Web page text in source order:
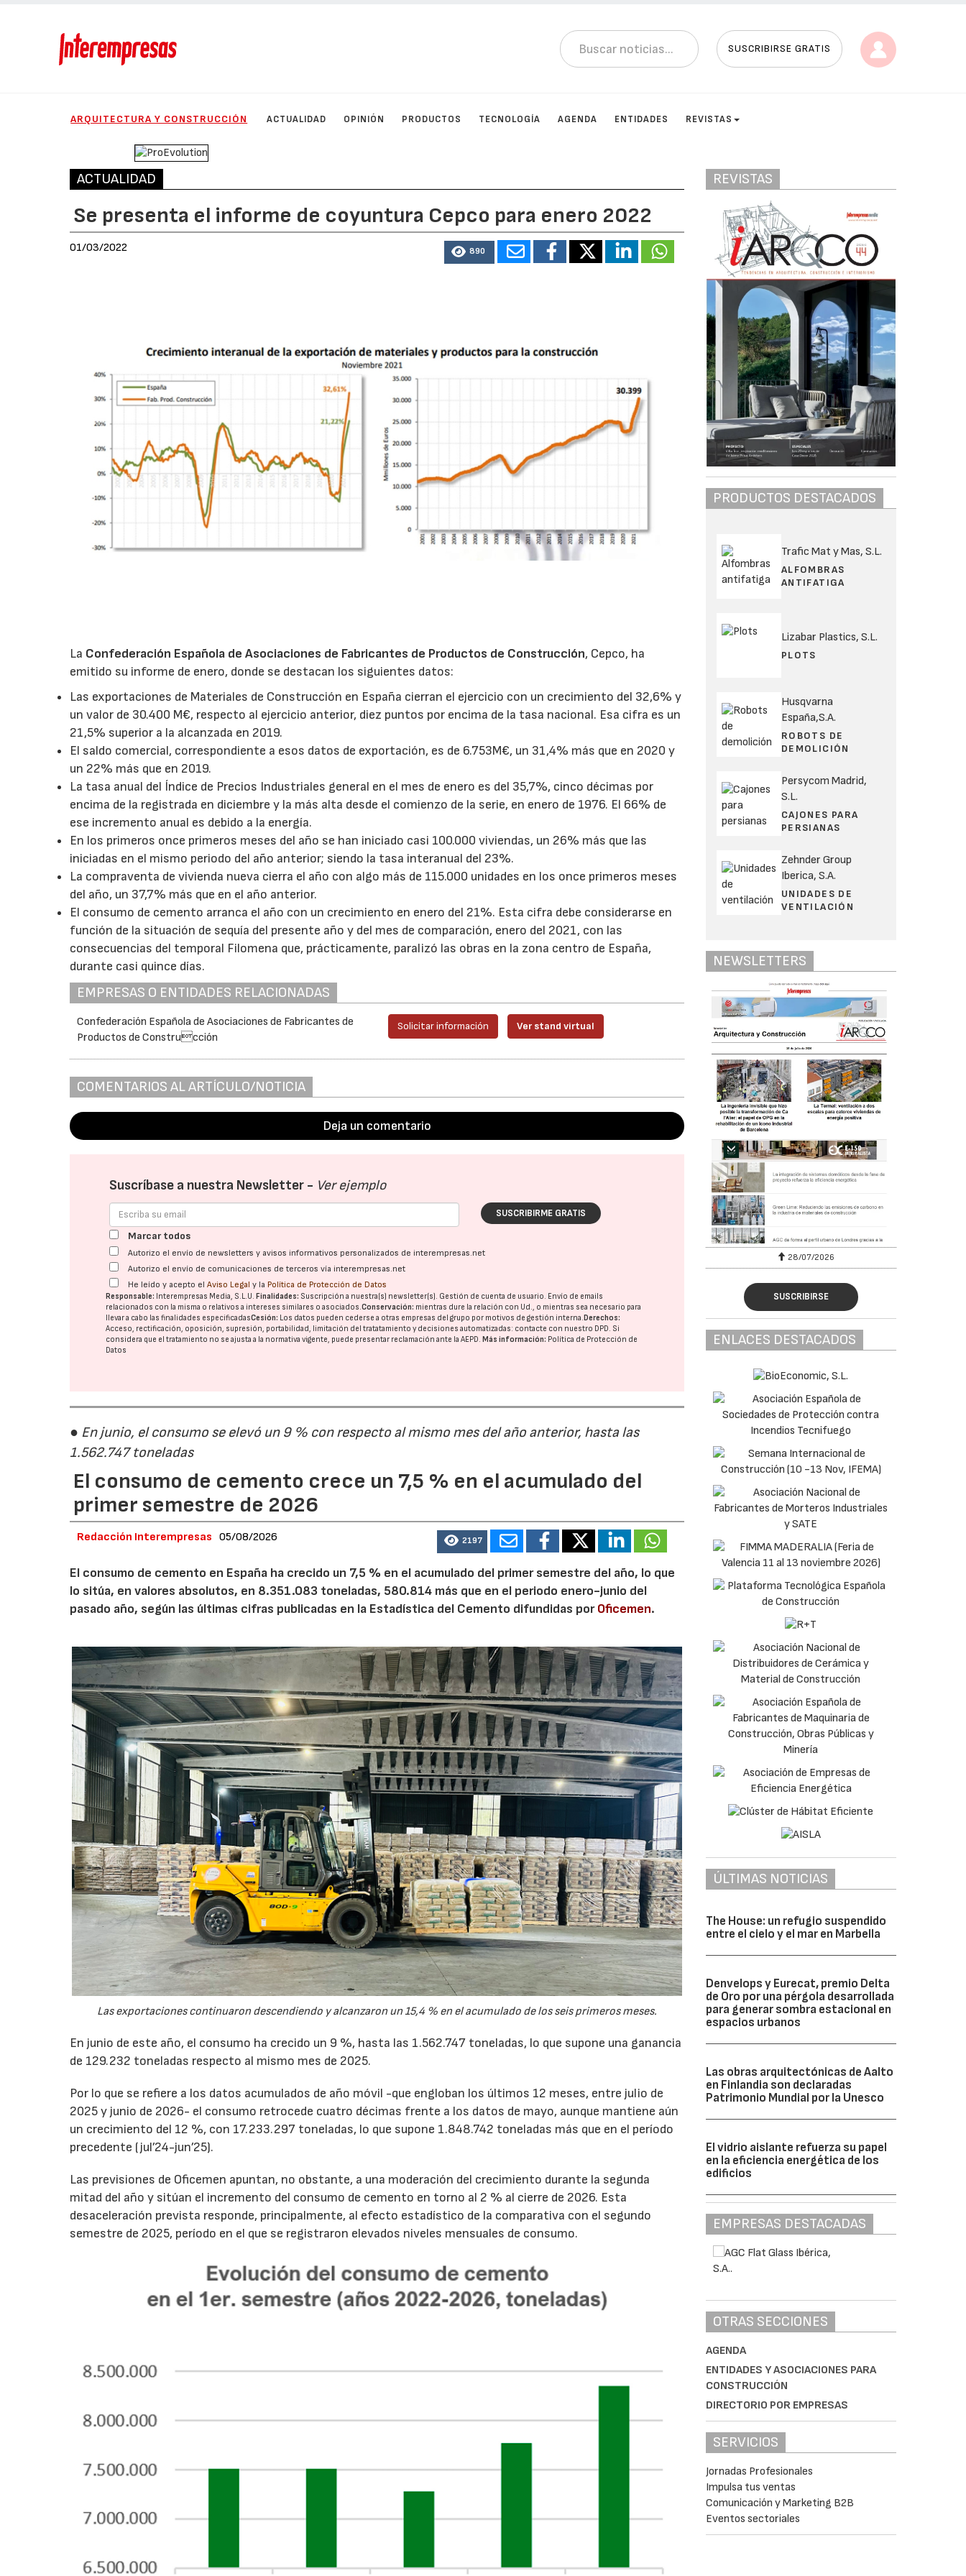
SUSCRIBIRSE GRATIS
ARQUITECTURA Y CONSTRUCCIÓN ACTUALIDAD OPINIÓN PRODUCTOS TECNOLOGÍA AGENDA ENTIDADES REVISTAS
ACTUALIDAD
Se presenta el informe de coyuntura Cepco para enero 2022
01/03/2022 890
La Confederación Española de Asociaciones de Fabricantes de Productos de Construcción, Cepco, ha
emitido su informe de enero, donde se destacan los siguientes datos:
Las exportaciones de Materiales de Construcción en España cierran el ejercicio con un crecimiento del 32,6% y
un valor de 30.400 M€, respecto al ejercicio anterior, diez puntos por encima de la tasa nacional. Esa cifra es un
21,5% superior a la alcanzada en 2019.
El saldo comercial, correspondiente a esos datos de exportación, es de 6.753M€, un 31,4% más que en 2020 y
un 22% más que en 2019.
La tasa anual del Índice de Precios Industriales general en el mes de enero es del 35,7%, cinco décimas por
encima de la registrada en diciembre y la más alta desde el comienzo de la serie, en enero de 1976. El 66% de
ese incremento anual es debido a la energía.
En los primeros once primeros meses del año se han iniciado casi 100.000 viviendas, un 26% más que las
iniciadas en el mismo periodo del año anterior; siendo la tasa interanual del 23%.
La compraventa de vivienda nueva cierra el año con algo más de 115.000 unidades en los once primeros meses
del año, un 37,7% más que en el año anterior.
El consumo de cemento arranca el año con un crecimiento en enero del 21%. Esta cifra debe considerarse en
función de la situación de sequía del presente año y del mes de comparación, enero del 2021, con las
consecuencias del temporal Filomena que, prácticamente, paralizó las obras en la zona centro de España,
durante casi quince días.
EMPRESAS O ENTIDADES RELACIONADAS
Confederación Española de Asociaciones de Fabricantes de
Productos de Construcción
Solicitar información Ver stand virtual
COMENTARIOS AL ARTÍCULO/NOTICIA
Deja un comentario
Suscríbase a nuestra Newsletter - Ver ejemplo
SUSCRIBIRME GRATIS
Marcar todos
Autorizo el envío de newsletters y avisos informativos personalizados de interempresas.net
Autorizo el envío de comunicaciones de terceros vía interempresas.net
He leído y acepto elAviso Legal y la Política de Protección de Datos
Responsable: Interempresas Media, S.L.U.Finalidades: Suscripción a nuestra(s) newsletter(s). Gestión de cuenta de usuario. Envío de emails
relacionados con la misma o relativos a intereses similares o asociados.Conservación: mientras dure la relación con Ud., o mientras sea necesario para
llevar a cabo las finalidades especificadasCesión: Los datos pueden cederse a otras empresas del grupo por motivos de gestión interna.Derechos:
Acceso, rectificación, oposición, supresión, portabilidad, limitación del tratatamiento y decisiones automatizadas: contacte con nuestro DPD. Si
considera que el tratamiento no se ajusta a la normativa vigente, puede presentar reclamación ante laAEPD.Más información: Política de Protección de
Datos
● En junio, el consumo se elevó un 9 % con respecto al mismo mes del año anterior, hasta las
1.562.747 toneladas
El consumo de cemento crece un 7,5 % en el acumulado del
primer semestre de 2026
Redacción Interempresas 05/08/2026 2197
El consumo de cemento en España ha crecido un 7,5 % en el acumulado del primer semestre del año, lo que
lo sitúa, en valores absolutos, en 8.351.083 toneladas, 580.814 más que en el periodo enero-junio del
pasado año, según las últimas cifras publicadas en la Estadística del Cemento difundidas porOficemen.
Las exportaciones continuaron descendiendo y alcanzaron un 15,4 % en el acumulado de los seis primeros meses.
En junio de este año, el consumo ha crecido un 9 %, hasta las 1.562.747 toneladas, lo que supone una ganancia
de 129.232 toneladas respecto al mismo mes de 2025.
Por lo que se refiere a los datos acumulados de año móvil -que engloban los últimos 12 meses, entre julio de
2025 y junio de 2026- el consumo retrocede cuatro décimas frente a los datos de mayo, aunque mantiene aún
un crecimiento del 12 %, con 17.233.297 toneladas, lo que supone 1.848.742 toneladas más que en el período
precedente (jul’24-jun’25).
Las previsiones de Oficemen apuntan, no obstante, a una moderación del crecimiento durante la segunda
mitad del año y sitúan el incremento del consumo de cemento en torno al 2 % al cierre de 2026. Esta
desaceleración prevista responde, principalmente, al efecto estadístico de la comparativa con el segundo
semestre de 2025, período en el que se registraron elevados niveles mensuales de consumo.
REVISTAS
PRODUCTOS DESTACADOS
Trafic Mat y Mas, S.L.
ALFOMBRAS
ANTIFATIGA
Lizabar Plastics, S.L.
PLOTS
Husqvarna
España,S.A.
ROBOTS DE
DEMOLICIÓN
Persycom Madrid,
S.L.
CAJONES PARA
PERSIANAS
Zehnder Group
Iberica, S.A.
UNIDADES DE
VENTILACIÓN
NEWSLETTERS
28/07/2026 28/07/2026
SUSCRIBIRSE
ENLACES DESTACADOS
ÚLTIMAS NOTICIAS
The House: un refugio suspendido
entre el cielo y el mar en Marbella
Denvelops y Eurecat, premio Delta
de Oro por una pérgola desarrollada
para generar sombra estacional en
espacios urbanos
Las obras arquitectónicas de Aalto
en Finlandia son declaradas
Patrimonio Mundial por la Unesco
El vidrio aislante refuerza su papel
en la eficiencia energética de los
edificios
EMPRESAS DESTACADAS
OTRAS SECCIONES
AGENDA
ENTIDADES Y ASOCIACIONES PARA
CONSTRUCCIÓN
DIRECTORIO POR EMPRESAS
SERVICIOS
Jornadas Profesionales
Impulsa tus ventas
Comunicación y Marketing B2B
Eventos sectoriales